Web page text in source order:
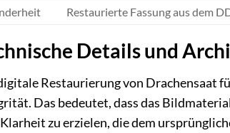
Restaurierte Fassung aus dem
Details und
Restaurierung von Drachensaat
Das bedeutet, dass das
zu erzielen, die dem